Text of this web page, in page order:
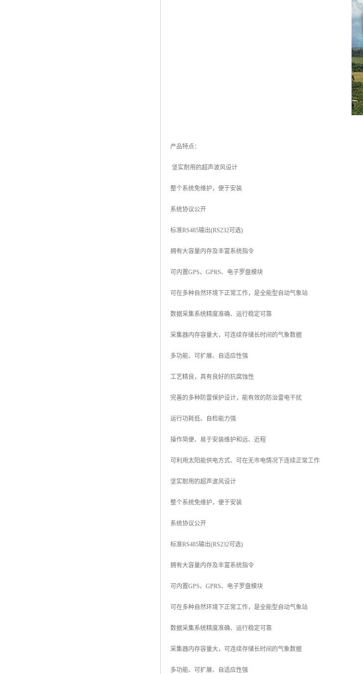
产品特点：
坚实耐用的超声波风设计
整个系统免维护，便于安装
系统协议公开
标准RS485输出(RS232可选)
拥有大容量内存及丰富系统指令
可内置GPS、GPRS、电子罗盘模块
可在多种自然环境下正常工作，是全能型自动气象站
数据采集系统精度准确、运行稳定可靠
采集器内存容量大，可连续存储长时间的气象数据
多功能、可扩展、自适应性强
工艺精良，具有良好的抗腐蚀性
完善的多种防雷保护设计，能有效的防治雷电干扰
运行功耗低、自检能力强
操作简便、易于安装维护和远、近程
可利用太阳能供电方式、可在无市电情况下连续正常工作
坚实耐用的超声波风设计
整个系统免维护，便于安装
系统协议公开
标准RS485输出(RS232可选)
拥有大容量内存及丰富系统指令
可内置GPS、GPRS、电子罗盘模块
可在多种自然环境下正常工作，是全能型自动气象站
数据采集系统精度准确、运行稳定可靠
采集器内存容量大，可连续存储长时间的气象数据
多功能、可扩展、自适应性强